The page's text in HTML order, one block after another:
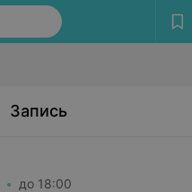
Запись
до 18:00